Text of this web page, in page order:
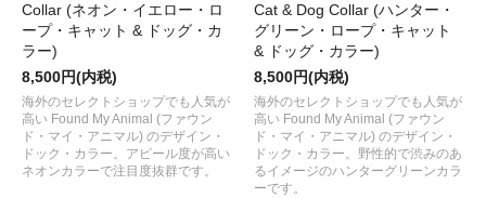
Collar (ネオン・イエロー・ロ
ープ・キャット & ドッグ・カ
ラー)
8,500円(内税)
海外のセレクトショップでも人気が
高い Found My Animal (ファウン
ド・マイ・アニマル) のデザイン・
ドック・カラー。アピール度が高い
ネオンカラーで注目度抜群です。
Cat & Dog Collar (ハンター・
グリーン・ロープ・キャット
& ドッグ・カラー)
8,500円(内税)
海外のセレクトショップでも人気が
高い Found My Animal (ファウン
ド・マイ・アニマル) のデザイン・
ドック・カラー。野性的で渋みのあ
るイメージのハンターグリーンカラ
ーです。